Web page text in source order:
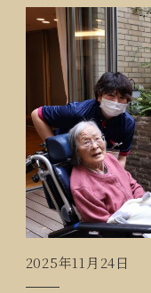
2025年11月24日